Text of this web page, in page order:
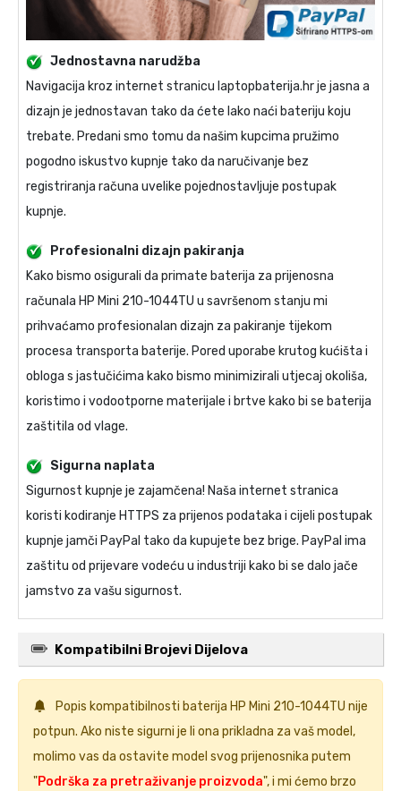
Jednostavna narudžba
Navigacija kroz internet stranicu laptopbaterija.hr je jasna a
dizajn je jednostavan tako da ćete lako naći bateriju koju
trebate. Predani smo tomu da našim kupcima pružimo
pogodno iskustvo kupnje tako da naručivanje bez
registriranja računa uvelike pojednostavljuje postupak
kupnje.
Profesionalni dizajn pakiranja
Kako bismo osigurali da primate baterija za prijenosna
računala HP Mini 210-1044TU u savršenom stanju mi
prihvaćamo profesionalan dizajn za pakiranje tijekom
procesa transporta baterije. Pored uporabe krutog kućišta i
obloga s jastučićima kako bismo minimizirali utjecaj okoliša,
koristimo i vodootporne materijale i brtve kako bi se baterija
zaštitila od vlage.
Sigurna naplata
Sigurnost kupnje je zajamčena! Naša internet stranica
koristi kodiranje HTTPS za prijenos podataka i cijeli postupak
kupnje jamči PayPal tako da kupujete bez brige. PayPal ima
zaštitu od prijevare vodeću u industriji kako bi se dalo jače
jamstvo za vašu sigurnost.
Kompatibilni Brojevi Dijelova
Popis kompatibilnosti baterija HP Mini 210-1044TU nije
potpun. Ako niste sigurni je li ona prikladna za vaš model,
molimo vas da ostavite model svog prijenosnika putem
"Podrška za pretraživanje proizvoda", i mi ćemo brzo